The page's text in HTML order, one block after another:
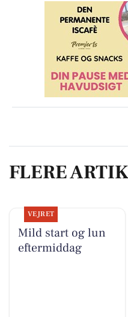
FLERE
VEJRET
Mild start og lun
eftermiddag